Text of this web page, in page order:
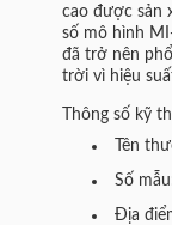
cao được sản
số mô hình
đã trở nên
trời vì hiệu
Thông số kỹ
Tên
Số
Địa